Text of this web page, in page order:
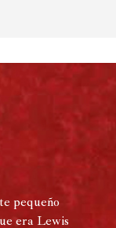
pequeño
era Lewis